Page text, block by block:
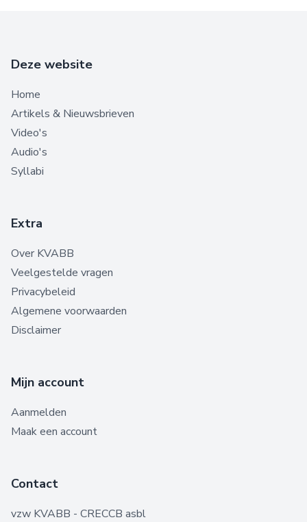
Deze website
Home
Artikels & Nieuwsbrieven
Video's
Audio's
Syllabi
Extra
Over KVABB
Veelgestelde vragen
Privacybeleid
Algemene voorwaarden
Disclaimer
Mijn account
Aanmelden
Maak een account
Contact
vzw KVABB - CRECCB asbl